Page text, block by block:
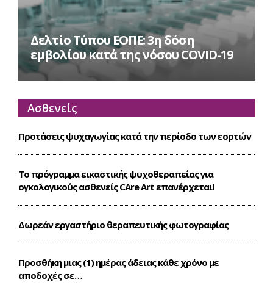
Δελτίο Τύπου ΕΟΠΕ: 3η δόση
εμβολίου κατά της νόσου COVID-19
Ασθενείς
Προτάσεις ψυχαγωγίας κατά την περίοδο των εορτών
Το πρόγραμμα εικαστικής ψυχοθεραπείας για
ογκολογικούς ασθενείς CΑre Art επανέρχεται!
Δωρεάν εργαστήριο θεραπευτικής φωτογραφίας
Προσθήκη μιας (1) ημέρας άδειας κάθε χρόνο με
αποδοχές σε…